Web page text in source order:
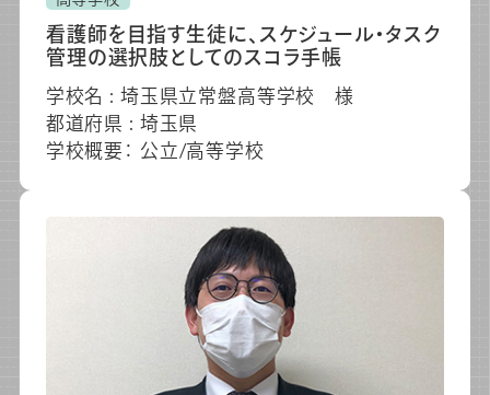
看護師を目指す生徒に、スケジュール・タスク
管理の選択肢としてのスコラ手帳
学校名 : 埼玉県立常盤高等学校 様
都道府県 : 埼玉県
学校概要： 公立/高等学校